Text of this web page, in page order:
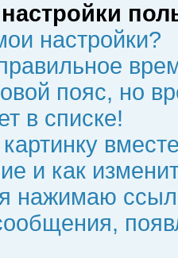
настройки?
пояс, но
в списке!
и как
нажимаю